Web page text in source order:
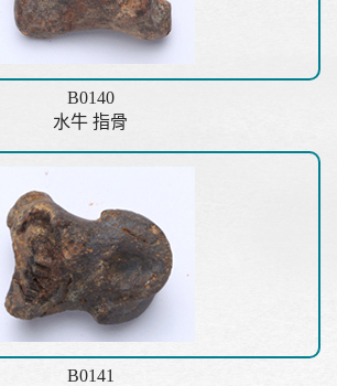
B0140
水牛 指骨
B0141